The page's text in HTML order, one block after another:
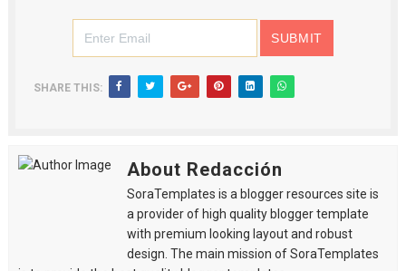
SHARE THIS:
About Redacción
SoraTemplates is a blogger resources site is
a provider of high quality blogger template
with premium looking layout and robust
design. The main mission of SoraTemplates